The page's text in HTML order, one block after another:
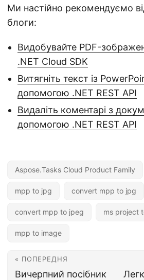
Ми настійно рекомендуємо
блоги:
Видобувайте PDF-
.NET Cloud SDK
Витягніть текст із
допомогою .NET REST API
Видаліть коментарі з
допомогою .NET REST API
Aspose.Tasks Cloud Product Family
mpp to jpg convert mpp to jpg
convert mpp to jpeg ms project
mpp to image
« ПОПЕРЕДНЯ
Вичерпний посібник